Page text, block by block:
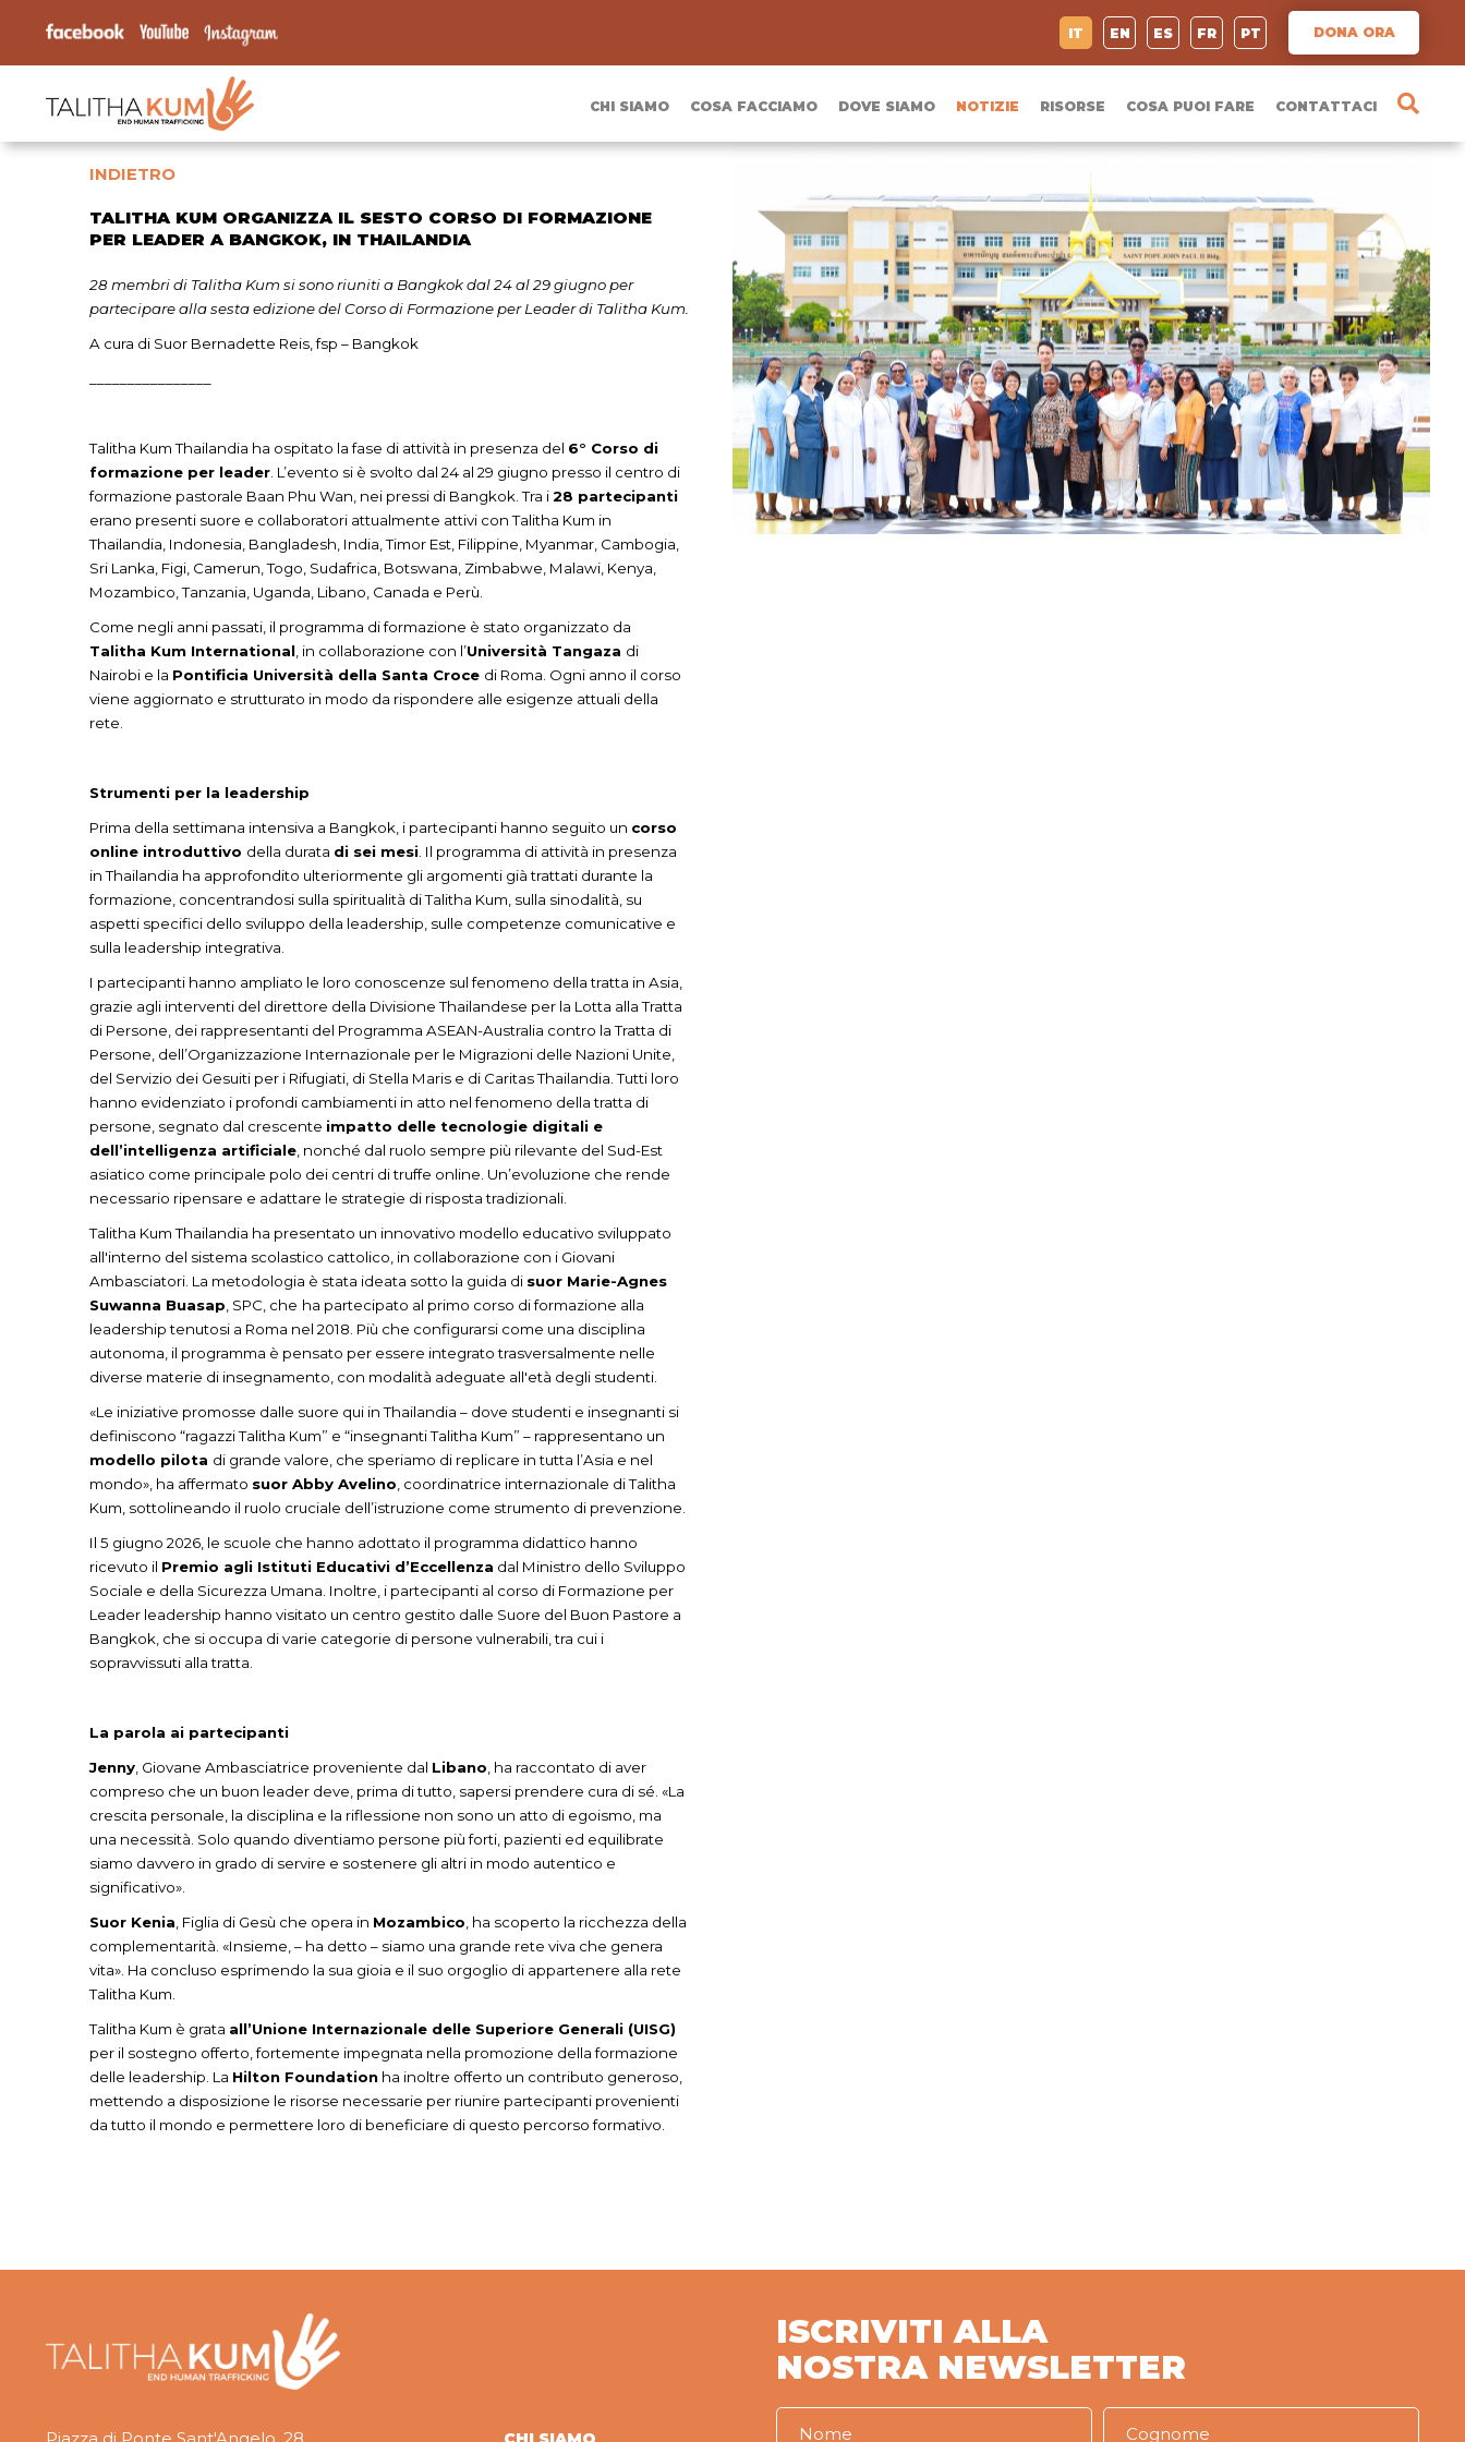
IT EN ES FR PT DONA ORA
CHI SIAMO COSA FACCIAMO DOVE SIAMO NOTIZIE RISORSE COSA PUOI FARE CONTATTACI
INDIETRO
TALITHA KUM ORGANIZZA IL SESTO CORSO DI FORMAZIONE
PER LEADER A BANGKOK, IN THAILANDIA
28 membri di Talitha Kum si sono riuniti a Bangkok dal 24 al 29 giugno per
partecipare alla sesta edizione del Corso di Formazione per Leader di Talitha Kum.
A cura di Suor Bernadette Reis, fsp – Bangkok
Talitha Kum Thailandia ha ospitato la fase di attività in presenza del 6° Corso di
formazione per leader . L’evento si è svolto dal 24 al 29 giugno presso il centro di
formazione pastorale Baan Phu Wan, nei pressi di Bangkok. Tra i28 partecipanti
erano presenti suore e collaboratori attualmente attivi con Talitha Kum in
Thailandia, Indonesia, Bangladesh, India, Timor Est, Filippine, Myanmar, Cambogia,
Sri Lanka, Figi, Camerun, Togo, Sudafrica, Botswana, Zimbabwe, Malawi, Kenya,
Mozambico, Tanzania, Uganda, Libano, Canada e Perù.
Come negli anni passati, il programma di formazione è stato organizzato da
Talitha Kum International , in collaborazione con l’Università Tangaza di
Nairobi e la Pontificia Università della Santa Croce di Roma. Ogni anno il corso
viene aggiornato e strutturato in modo da rispondere alle esigenze attuali della
rete.
Strumenti per la leadership
Prima della settimana intensiva a Bangkok, i partecipanti hanno seguito un corso
online introduttivo della durata di sei mesi . Il programma di attività in presenza
in Thailandia ha approfondito ulteriormente gli argomenti già trattati durante la
formazione, concentrandosi sulla spiritualità di Talitha Kum, sulla sinodalità, su
aspetti specifici dello sviluppo della leadership, sulle competenze comunicative e
sulla leadership integrativa.
I partecipanti hanno ampliato le loro conoscenze sul fenomeno della tratta in Asia,
grazie agli interventi del direttore della Divisione Thailandese per la Lotta alla Tratta
di Persone, dei rappresentanti del Programma ASEAN-Australia contro la Tratta di
Persone, dell’Organizzazione Internazionale per le Migrazioni delle Nazioni Unite,
del Servizio dei Gesuiti per i Rifugiati, di Stella Maris e di Caritas Thailandia. Tutti loro
hanno evidenziato i profondi cambiamenti in atto nel fenomeno della tratta di
persone, segnato dal crescente impatto delle tecnologie digitali e
dell’intelligenza artificiale , nonché dal ruolo sempre più rilevante del Sud-Est
asiatico come principale polo dei centri di truffe online. Un’evoluzione che rende
necessario ripensare e adattare le strategie di risposta tradizionali.
Talitha Kum Thailandia ha presentato un innovativo modello educativo sviluppato
all'interno del sistema scolastico cattolico, in collaborazione con i Giovani
Ambasciatori. La metodologia è stata ideata sotto la guida di suor Marie-Agnes
Suwanna Buasap , SPC, che ha partecipato al primo corso di formazione alla
leadership tenutosi a Roma nel 2018. Più che configurarsi come una disciplina
autonoma, il programma è pensato per essere integrato trasversalmente nelle
diverse materie di insegnamento, con modalità adeguate all'età degli studenti.
«Le iniziative promosse dalle suore qui in Thailandia – dove studenti e insegnanti si
definiscono “ragazzi Talitha Kum” e “insegnanti Talitha Kum” – rappresentano un
modello pilota di grande valore, che speriamo di replicare in tutta l’Asia e nel
mondo», ha affermato suor Abby Avelino , coordinatrice internazionale di Talitha
Kum, sottolineando il ruolo cruciale dell’istruzione come strumento di prevenzione.
Il 5 giugno 2026, le scuole che hanno adottato il programma didattico hanno
ricevuto il Premio agli Istituti Educativi d’Eccellenza dal Ministro dello Sviluppo
Sociale e della Sicurezza Umana. Inoltre, i partecipanti al corso di Formazione per
Leader leadership hanno visitato un centro gestito dalle Suore del Buon Pastore a
Bangkok, che si occupa di varie categorie di persone vulnerabili, tra cui i
sopravvissuti alla tratta.
La parola ai partecipanti
Jenny , Giovane Ambasciatrice proveniente dal Libano , ha raccontato di aver
compreso che un buon leader deve, prima di tutto, sapersi prendere cura di sé. «La
crescita personale, la disciplina e la riflessione non sono un atto di egoismo, ma
una necessità. Solo quando diventiamo persone più forti, pazienti ed equilibrate
siamo davvero in grado di servire e sostenere gli altri in modo autentico e
significativo».
Suor Kenia , Figlia di Gesù che opera in Mozambico , ha scoperto la ricchezza della
complementarità. «Insieme, – ha detto – siamo una grande rete viva che genera
vita». Ha concluso esprimendo la sua gioia e il suo orgoglio di appartenere alla rete
Talitha Kum.
Talitha Kum è grata all’Unione Internazionale delle Superiore Generali (UISG)
per il sostegno offerto, fortemente impegnata nella promozione della formazione
delle leadership. La Hilton Foundation ha inoltre offerto un contributo generoso,
mettendo a disposizione le risorse necessarie per riunire partecipanti provenienti
da tutto il mondo e permettere loro di beneficiare di questo percorso formativo.
ISCRIVITI ALLA
NOSTRA NEWSLETTER